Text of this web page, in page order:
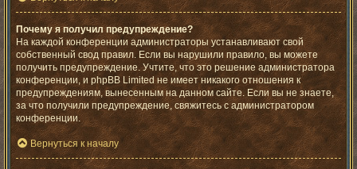
Почему я получил предупреждение?
На каждой конференции администраторы устанавливают свой
собственный свод правил. Если вы нарушили правило, вы можете
получить предупреждение. Учтите, что это решение администратора
конференции, и phpBB Limited не имеет никакого отношения к
предупреждениям, вынесенным на данном сайте. Если вы не знаете,
за что получили предупреждение, свяжитесь с администратором
конференции.
Вернуться к началу